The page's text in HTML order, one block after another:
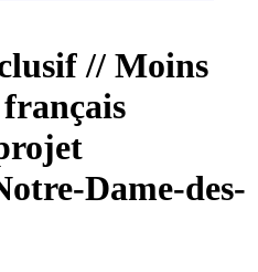
// Moins
Dame-des-